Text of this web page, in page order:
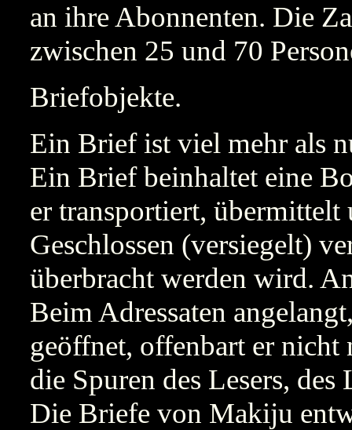
an ihre Abonnenten. Die
zwischen 25 und 70
Briefobjekte.
Ein Brief ist viel mehr als
Ein Brief beinhaltet eine
er transportiert,
Geschlossen (versiegelt)
überbracht werden wird.
Beim Adressaten
geöffnet, offenbart er
die Spuren des Lesers,
Die Briefe von Makiju